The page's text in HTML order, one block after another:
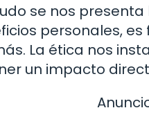
se nos
personales,
La ética nos
un impacto